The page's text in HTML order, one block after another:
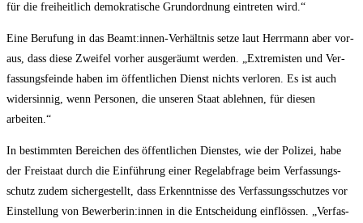
für die frei­heit­lich demo­kra­ti­sche Grund­ord­nung ein­tre­ten wird.“
Eine Beru­fung in das Beamt:innen-Verhältnis set­ze laut Herr­mann aber vor­
aus, dass die­se Zwei­fel vor­her aus­ge­räumt wer­den. „Extre­mis­ten und Ver­
fas­sungs­fein­de haben im öffent­li­chen Dienst nichts ver­lo­ren. Es ist auch
wider­sin­nig, wenn Per­so­nen, die unse­ren Staat ableh­nen, für die­sen
arbeiten.“
In bestimm­ten Berei­chen des öffent­li­chen Diens­tes, wie der Poli­zei, habe
der Frei­staat durch die Ein­füh­rung einer Regel­ab­fra­ge beim Ver­fas­sungs­
schutz zudem sicher­ge­stellt, dass Erkennt­nis­se des Ver­fas­sungs­schut­zes vor
Ein­stel­lung von Bewerberin:innen in die Ent­schei­dung ein­flös­sen. „Ver­fas­